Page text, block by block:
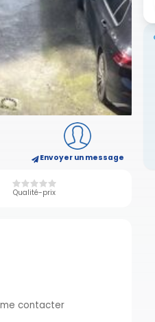
Envoyer un message
Qualité-prix
me contacter